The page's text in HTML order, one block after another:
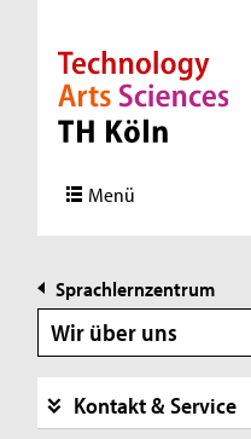
Direkt zur Hauptnavigation
Direkt zur Subnavigation
Direkt zum Inhalt
Direkt zum Fußbereich
Menü
Sprachlernzentrum
Wir über uns
Kontakt & Service